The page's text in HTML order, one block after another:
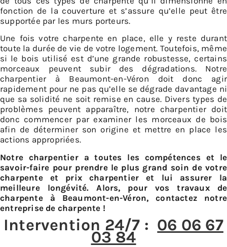
fonction de la couverture et s’assure qu’elle peut être
supportée par les murs porteurs.
Une fois votre charpente en place, elle y reste durant
toute la durée de vie de votre logement. Toutefois, même
si le bois utilisé est d’une grande robustesse, certains
morceaux peuvent subir des dégradations. Notre
charpentier à Beaumont-en-Véron doit donc agir
rapidement pour ne pas qu’elle se dégrade davantage ni
que sa solidité ne soit remise en cause. Divers types de
problèmes peuvent apparaître, notre charpentier doit
donc commencer par examiner les morceaux de bois
afin de déterminer son origine et mettre en place les
actions appropriées.
Notre charpentier a toutes les compétences et le
savoir-faire pour prendre le plus grand soin de votre
charpente et prix charpentier et lui assurer la
meilleure longévité. Alors, pour vos travaux de
charpente à Beaumont-en-Véron, contactez notre
entreprise de charpente !
Intervention 24/7 : 06 06 67
03 84